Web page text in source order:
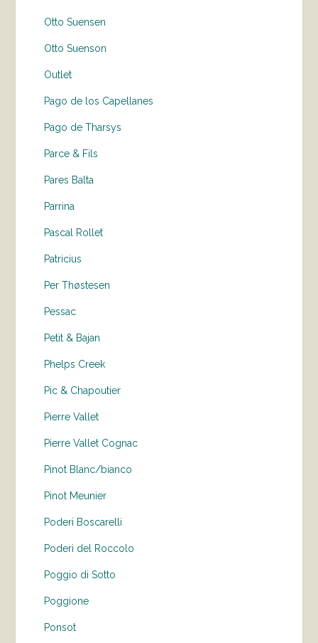
Otto Suensen
Otto Suenson
Outlet
Pago de los Capellanes
Pago de Tharsys
Parce & Fils
Pares Balta
Parrina
Pascal Rollet
Patricius
Per Thøstesen
Pessac
Petit & Bajan
Phelps Creek
Pic & Chapoutier
Pierre Vallet
Pierre Vallet Cognac
Pinot Blanc/bianco
Pinot Meunier
Poderi Boscarelli
Poderi del Roccolo
Poggio di Sotto
Poggione
Ponsot